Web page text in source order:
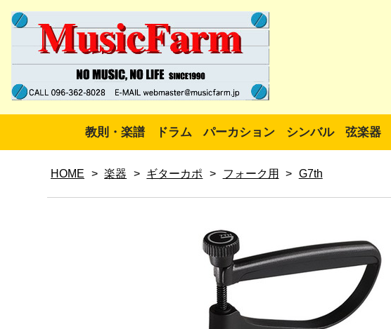
教則・楽譜 ドラム パーカション シンバル 弦楽器
HOME > 楽器 > ギターカポ > フォーク用 > G7th